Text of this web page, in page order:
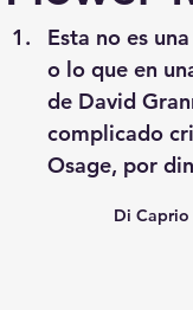
Esta no es
o lo que en
de David
complicado
Osage, por
Di